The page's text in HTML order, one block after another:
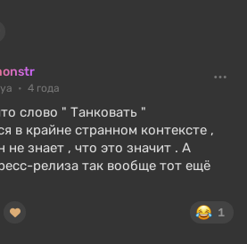
4 года
слово " Танковать "
в крайне странном контексте ,
не знает , что это значит . А
релиза так вообще тот ещё
1